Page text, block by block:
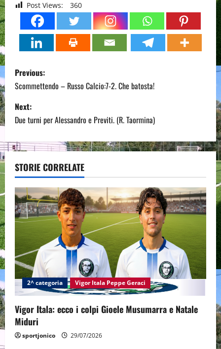
Post Views: 360
P
o
s
t
n
a
v
i
g
a
t
i
o
n
Previous:
Scommettendo – Russo Calcio:7-2. Che batosta!
Next:
Due turni per Alessandro e Previti. (R. Taormina)
STORIE CORRELATE
2^ categoria Vigor Itala Peppe Geraci
Vigor Itala: ecco i colpi Gioele Musumarra e Natale
Miduri
sportjonico 29/07/2026